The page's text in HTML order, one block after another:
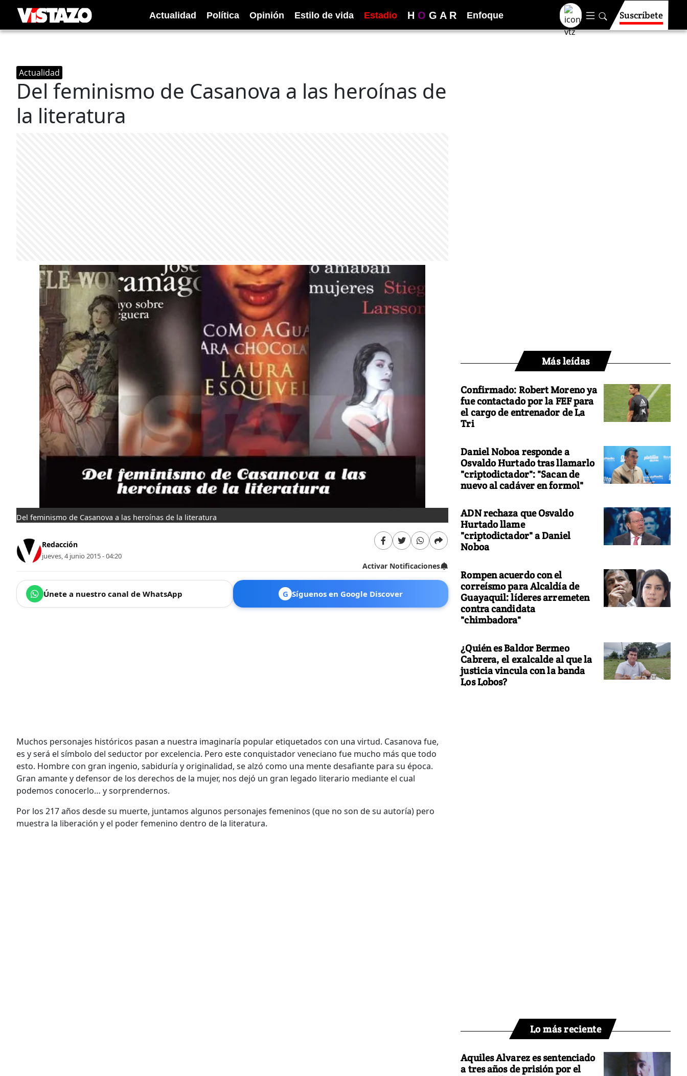
Actualidad Política Opinión Estilo de vida Estadio H O G A R Enfoque Suscríbete
Actualidad
Del feminismo de Casanova a las heroínas de
la literatura
Del feminismo de Casanova a las heroínas de la literatura
Redacción
jueves, 4 junio 2015 - 04:20
Activar Notificaciones
Únete a nuestro canal de WhatsApp G Síguenos en Google Discover
Muchos personajes históricos pasan a nuestra imaginaría popular etiquetados con una virtud. Casanova fue,
es y será el símbolo del seductor por excelencia. Pero este conquistador veneciano fue mucho más que todo
esto. Hombre con gran ingenio, sabiduría y originalidad, se alzó como una mente desafiante para su época.
Gran amante y defensor de los derechos de la mujer, nos dejó un gran legado literario mediante el cual
podemos conocerlo… y sorprendernos.
Por los 217 años desde su muerte, juntamos algunos personajes femeninos (que no son de su autoría) pero
muestra la liberación y el poder femenino dentro de la literatura.
Más leídas
Confirmado: Robert Moreno ya
fue contactado por la FEF para
el cargo de entrenador de La
Tri
Daniel Noboa responde a
Osvaldo Hurtado tras llamarlo
"criptodictador": "Sacan de
nuevo al cadáver en formol"
ADN rechaza que Osvaldo
Hurtado llame
"criptodictador" a Daniel
Noboa
Rompen acuerdo con el
correísmo para Alcaldía de
Guayaquil: líderes arremeten
contra candidata
"chimbadora"
¿Quién es Baldor Bermeo
Cabrera, el exalcalde al que la
justicia vincula con la banda
Los Lobos?
Lo más reciente
Aquiles Alvarez es sentenciado
a tres años de prisión por el